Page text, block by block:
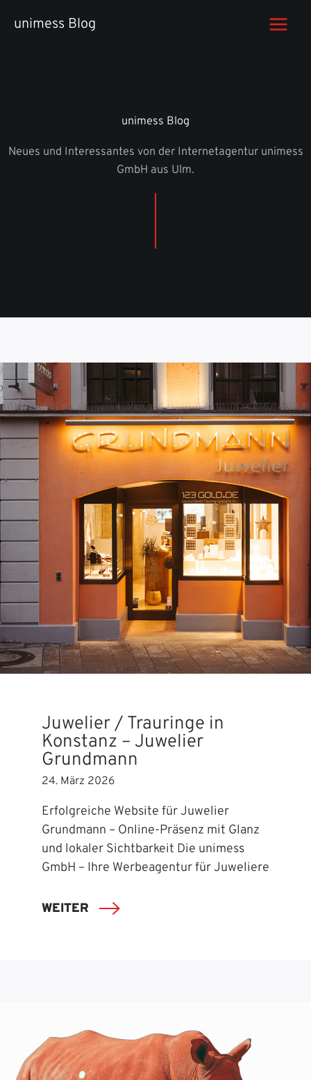
Inhaltunimess Blog
unimess Blog
Neues und Interessantes von der Internetagentur unimess
GmbH aus Ulm.
Juwelier / Trauringe in
Konstanz – Juwelier
Grundmann
24. März 2026
Erfolgreiche Website für Juwelier
Grundmann – Online-Präsenz mit Glanz
und lokaler Sichtbarkeit Die unimess
GmbH – Ihre Werbeagentur für Juweliere
WEITER
SEITE
SEITESEITESEITE